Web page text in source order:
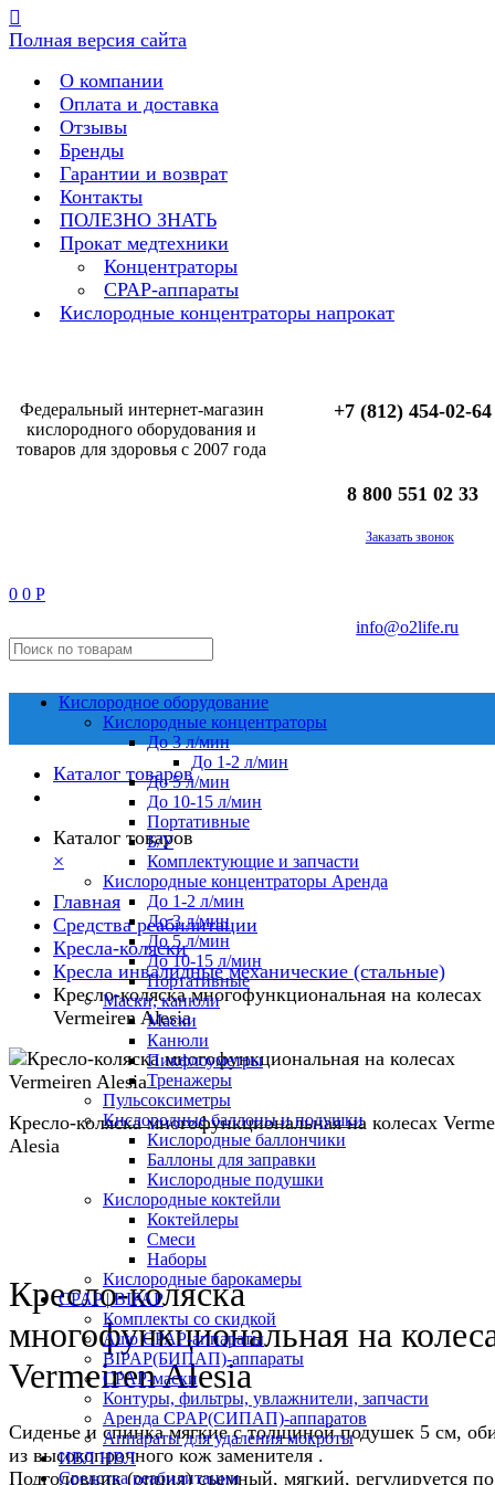
Полная версия сайта
О компании
Оплата и доставка
Отзывы
Бренды
Гарантии и возврат
Контакты
ПОЛЕЗНО ЗНАТЬ
Прокат медтехники
Концентраторы
CPAP-аппараты
Кислородные концентраторы напрокат
Федеральный интернет-магазин
кислородного оборудования и
товаров для здоровья с 2007 года
+7 (812) 454-02-64
8 800 551 02 33
Заказать звонок
0 0 Р
info@o2life.ru
Кислородное оборудование
Кислородные концентраторы
До 3 л/мин
До 1-2 л/мин
До 5 л/мин
До 10-15 л/мин
Портативные
Б/У
Комплектующие и запчасти
Кислородные концентраторы Аренда
До 1-2 л/мин
До 3 л/мин
До 5 л/мин
До 10-15 л/мин
Портативные
Маски, канюли
Маски
Канюли
Пикфлоуметры
Тренажеры
Пульсоксиметры
Кислородные баллоны и подушки
Кислородные баллончики
Баллоны для заправки
Кислородные подушки
Кислородные коктейли
Коктейлеры
Смеси
Наборы
Кислородные барокамеры
CPAP | BIPAP
Комплекты со скидкой
Auto CPAP-аппараты
BIPAP(БИПАП)-аппараты
CPAP-маски
Контуры, фильтры, увлажнители, запчасти
Аренда CPAP(СИПАП)-аппаратов
Аппараты для удаления мокроты
ИВЛ НВЛ
Средства реабилитации
Каталог товаров
Каталог товаров
×
Главная
Средства реабилитации
Кресла-коляски
Кресла инвалидные механические (стальные)
Кресло-коляска многофункциональная на колесах
Vermeiren Alesia
Кресло-коляска многофункциональная на колесах
Alesia
Кресло-коляска
многофункциональная на
Vermeiren Alesia
Сиденье и спинка мягкие с толщиной подушек 5 см,
из высокопрочного кож заменителя .
Подголовник (опция) съемный, мягкий, регулируется по